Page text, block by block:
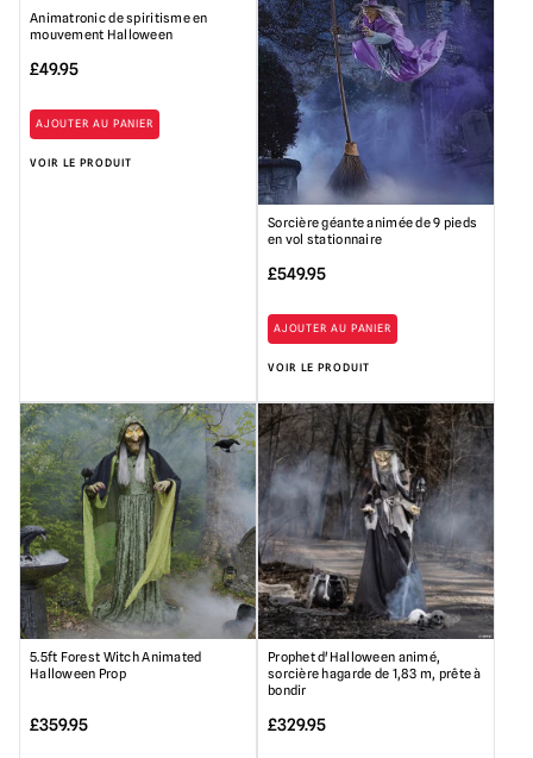
Animatronic de spiritisme en
mouvement Halloween
£49.95
AJOUTER AU PANIER
VOIR LE PRODUIT
Sorcière géante animée de 9 pieds
en vol stationnaire
£549.95
AJOUTER AU PANIER
VOIR LE PRODUIT
5.5ft Forest Witch Animated
Halloween Prop
£359.95
Prophet d'Halloween animé,
sorcière hagarde de 1,83 m, prête à
bondir
£329.95